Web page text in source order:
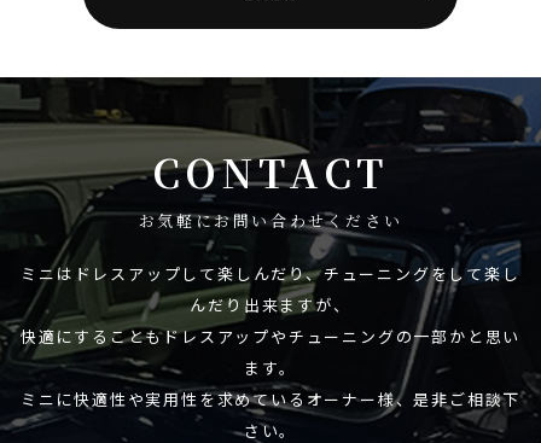
CONTACT
お気軽にお問い合わせください
ミニはドレスアップして楽しんだり、チューニングをして楽し
んだり出来ますが、
快適にすることもドレスアップやチューニングの一部かと思い
ます。
ミニに快適性や実用性を求めているオーナー様、是非ご相談下
さい。